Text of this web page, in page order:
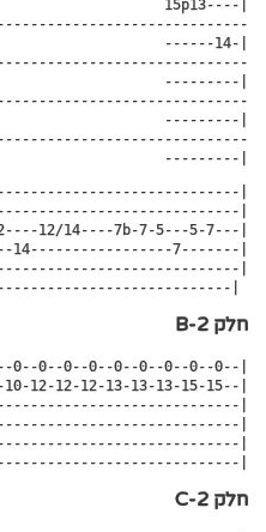
15p13----|
------14-|
---------|
---------|
---------|
|
חלק 2-B
0--0--0--0--0--0--0--0--|
12-12-12-13-13-13-15-15--|
|
|
|
|
חלק 2-C